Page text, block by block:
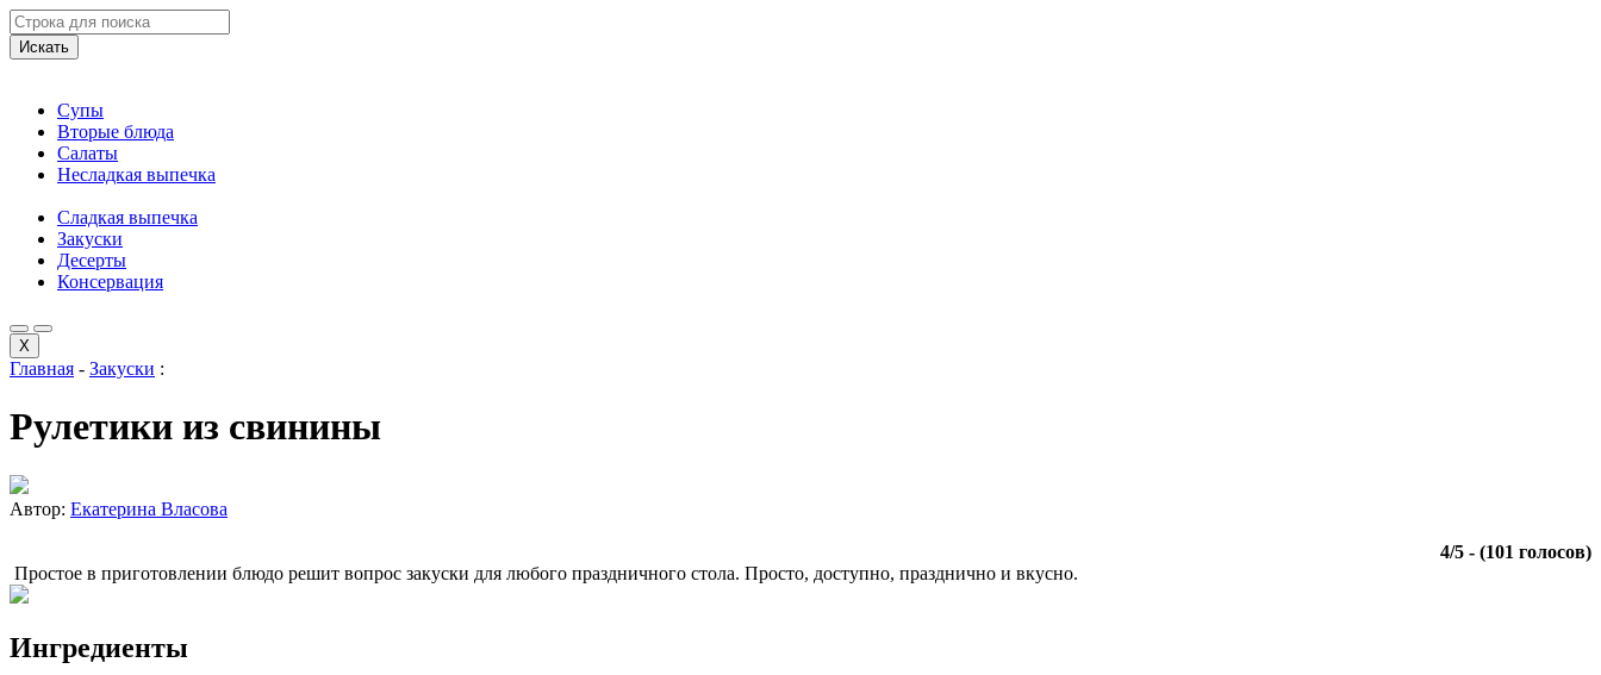
Искать
Супы
Вторые блюда
Салаты
Несладкая выпечка
Сладкая выпечка
Закуски
Десерты
Консервация
X
Главная - Закуски :
Рулетики из свинины
Автор: Екатерина Власова
4/5 - (101 голосов)
Простое в приготовлении блюдо решит вопрос закуски для любого праздничного стола. Просто, доступно, празднично и вкусно.
Ингредиенты